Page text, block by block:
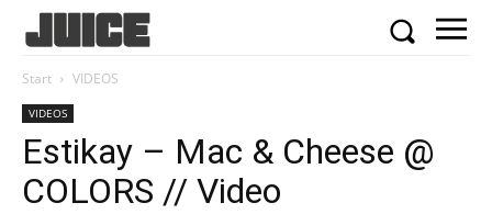
Start VIDEOS
VIDEOS
Estikay – Mac & Cheese @
COLORS // Video